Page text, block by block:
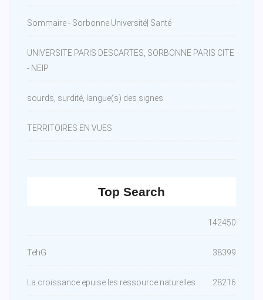
Sommaire - Sorbonne Université| Santé
UNIVERSITE PARIS DESCARTES, SORBONNE PARIS CITE
- NEIP
sourds, surdité, langue(s) des signes
TERRITOIRES EN VUES
Top Search
142450
TehG 38399
La croissance epuise les ressource naturelles 28216